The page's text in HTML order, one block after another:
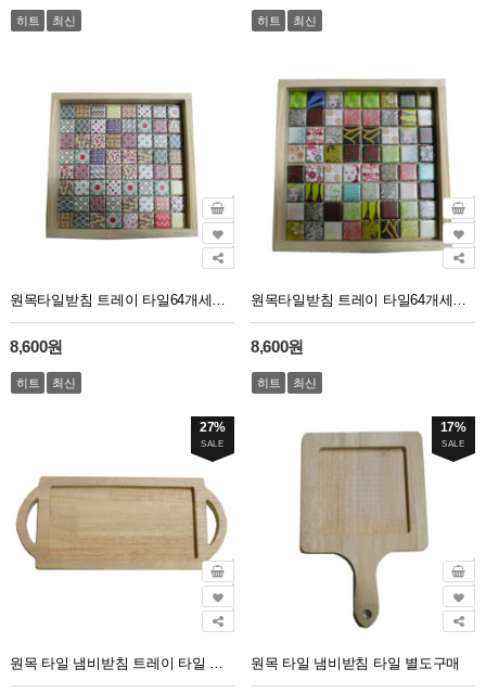
히트 최신 히트 최신
원목타일받침 트레이 타일64개세트 패턴
8,600원
히트 최신
원목타일받침 트레이 타일64개세트 아트
8,600원
히트 최신
27%
SALE
원목 타일 냄비받침 트레이 타일 별도구매
17%
SALE
원목 타일 냄비받침 타일 별도구매